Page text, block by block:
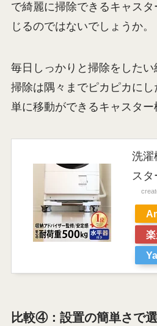
で綺麗に掃除できるキャス
じるのではないでしょうか。
毎日しっかりと掃除をした
掃除は隅々までピカピカに
単に移動ができるキャスター
洗濯
ス
比較④：設置の簡単さで